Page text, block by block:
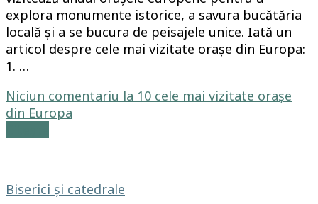
explora monumente istorice, a savura bucătăria
locală și a se bucura de peisajele unice. Iată un
articol despre cele mai vizitate orașe din Europa:
1. …
Niciun comentariu la 10 cele mai vizitate orașe
din Europa
Biserici și catedrale